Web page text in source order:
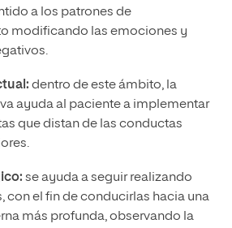
a los patrones de
modificando las emociones y
dentro de este ámbito, la
ayuda al paciente a implementar
que distan de las conductas
se ayuda a seguir realizando
con el fin de conducirlas hacia una
más profunda, observando la